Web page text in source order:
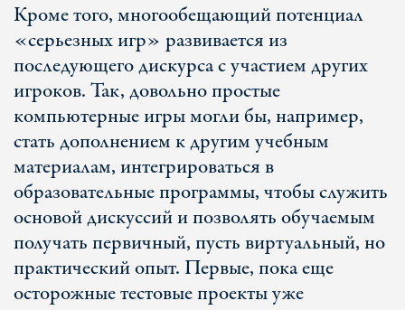
Кроме того, многообещающий потенциал
«серьезных игр» развивается из
последующего дискурса с участием других
игроков. Так, довольно простые
компьютерные игры могли бы, например,
стать дополнением к другим учебным
материалам, интегрироваться в
образовательные программы, чтобы служить
основой дискуссий и позволять обучаемым
получать первичный, пусть виртуальный, но
практический опыт. Первые, пока еще
осторожные тестовые проекты уже